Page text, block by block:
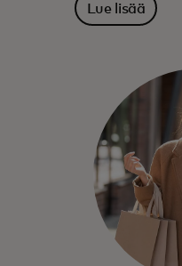
Lue lisää